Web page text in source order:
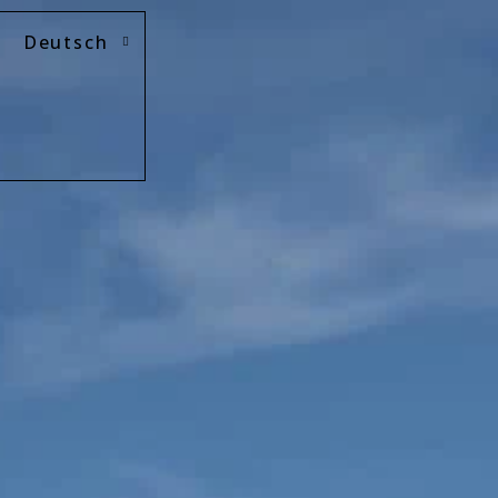
Deutsch